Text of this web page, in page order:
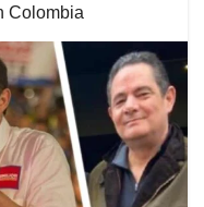
Colombia